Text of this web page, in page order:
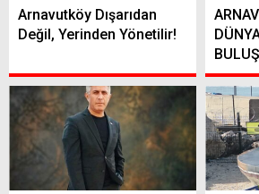
Arnavutköy Dışarıdan
Değil, Yerinden Yönetilir!